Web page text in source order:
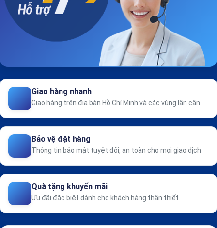
Giao hàng nhanh
Giao hàng trên địa bàn Hồ Chí Minh và các vùng lân cận
Bảo vệ đặt hàng
Thông tin bảo mật tuyệt đối, an toàn cho mọi giao dịch
Quà tặng khuyến mãi
Ưu đãi đặc biệt dành cho khách hàng thân thiết